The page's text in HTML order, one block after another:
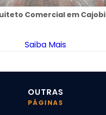
Comercial em Cajobi
Saiba Mais
OUTRAS
PÁGINAS